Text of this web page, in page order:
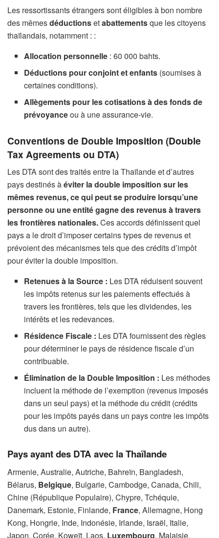
Les ressortissants étrangers sont éligibles à bon nombre
des mêmesdéductionsetabattementsque les citoyens
thaïlandais, notamment : :
Allocation personnelle : 60 000 bahts.
Déductions pour conjoint et enfants (soumises à
certaines conditions).
Allègements pour les cotisations à des fonds de
prévoyanceou à une assurance-vie.
Conventions de Double Imposition (Double
Tax Agreements ou DTA)
Les DTA sont des traités entre la Thaïlande et d’autres
pays destinés àéviter la double imposition sur les
mêmes revenus, ce qui peut se produire lorsqu’une
personne ou une entité gagne des revenus à travers
les frontières nationales.Ces accords définissent quel
pays a le droit d’imposer certains types de revenus et
prévoient des mécanismes tels que des crédits d’impôt
pour éviter la double imposition.
Retenues à la Source : Les DTA réduisent souvent
les impôts retenus sur les paiements effectués à
travers les frontières, tels que les dividendes, les
intérêts et les redevances.
Résidence Fiscale : Les DTA fournissent des règles
pour déterminer le pays de résidence fiscale d’un
contribuable.
Élimination de la Double Imposition : Les méthodes
incluent la méthode de l’exemption (revenus imposés
dans un seul pays) et la méthode du crédit (crédits
pour les impôts payés dans un pays contre les impôts
dus dans un autre).
Pays ayant des DTA avec la Thaïlande
Armenie, Australie, Autriche, Bahreïn, Bangladesh,
Bélarus, Belgique, Bulgarie, Cambodge, Canada, Chili,
Chine (République Populaire), Chypre, Tchéquie,
Danemark, Estonie, Finlande, France, Allemagne, Hong
Kong, Hongrie, Inde, Indonésie, Irlande, Israël, Italie,
Japon, Corée, Koweït, Laos, Luxembourg, Malaisie,